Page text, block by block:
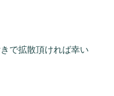
で拡散頂ければ幸い